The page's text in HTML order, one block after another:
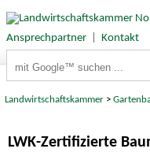
Ansprechpartner|
Kontakt
Landwirtschaftskammer >
LWK-Zertifizierte